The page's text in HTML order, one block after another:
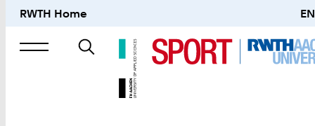
RWTH Home EN
Suche
nach